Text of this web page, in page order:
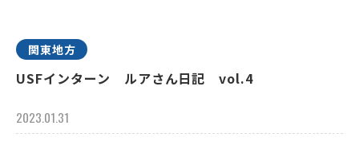
関東地方
USFインターン ルアさん日記 vol.4
2023.01.31